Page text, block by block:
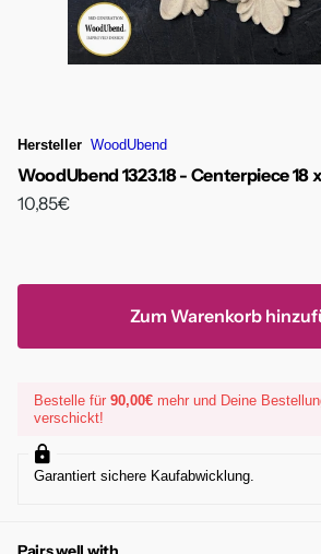
Hersteller WoodUbend
WoodUbend 1323.18 - Centerpiece 18
10,85€
Zum Warenkorb
Bestelle für 90,00€mehr und Deine
verschickt!
Garantiert sichere Kaufabwicklung.